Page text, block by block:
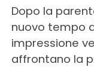
Dopo la
nuovo tempo
impressione
affrontano la